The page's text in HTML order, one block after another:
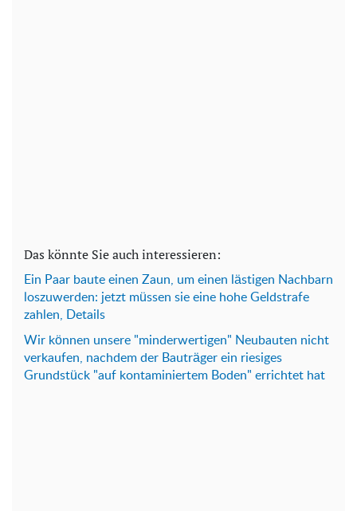
Das könnte Sie auch interessieren:
Ein Paar baute einen Zaun, um einen lästigen Nachbarn
loszuwerden: jetzt müssen sie eine hohe Geldstrafe
zahlen, Details
Wir können unsere "minderwertigen" Neubauten nicht
verkaufen, nachdem der Bauträger ein riesiges
Grundstück "auf kontaminiertem Boden" errichtet hat